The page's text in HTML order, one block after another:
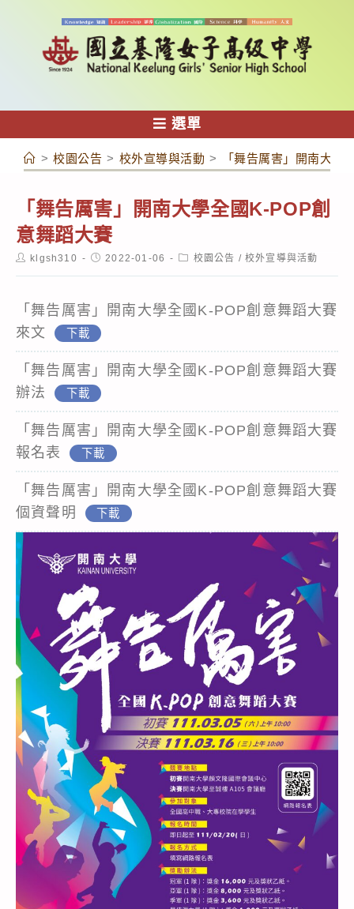
容
選單
> 校園公告 > 校外宣導與活動 > 「舞告厲害」開南大學
「舞告厲害」開南大學全國K-POP創
意舞蹈大賽
Postklgsh310
Post2022-01-06
Post校園公告 / 校外宣導與活動
「舞告厲害」開南大學全國K-POP創意舞蹈大賽
來文
下載
「舞告厲害」開南大學全國K-POP創意舞蹈大賽
辦法
下載
「舞告厲害」開南大學全國K-POP創意舞蹈大賽
報名表
下載
「舞告厲害」開南大學全國K-POP創意舞蹈大賽
個資聲明
下載